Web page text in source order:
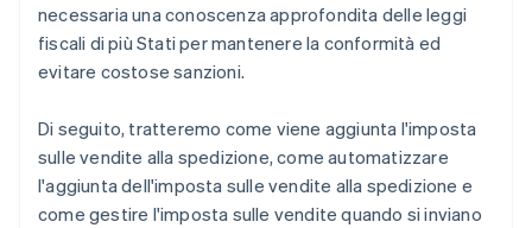
necessaria una conoscenza approfondita delle leggi
fiscali di più Stati per mantenere la conformità ed
evitare costose sanzioni.
Di seguito, tratteremo come viene aggiunta l'imposta
sulle vendite alla spedizione, come automatizzare
l'aggiunta dell'imposta sulle vendite alla spedizione e
come gestire l'imposta sulle vendite quando si inviano